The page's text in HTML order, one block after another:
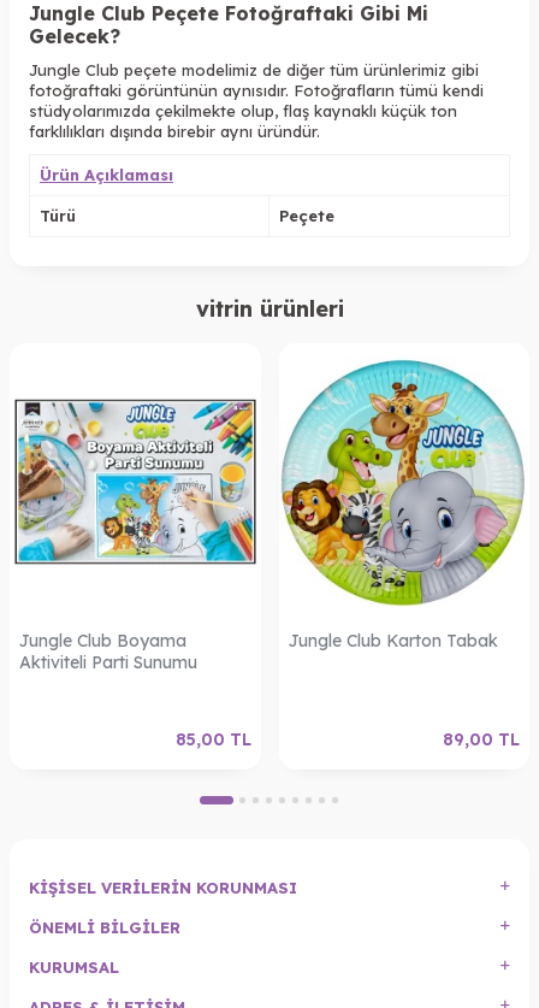
Jungle Club Peçete Fotoğraftaki Gibi Mi
Gelecek?
Jungle Club peçete modelimiz de diğer tüm ürünlerimiz gibi
fotoğraftaki görüntünün aynısıdır. Fotoğrafların tümü kendi
stüdyolarımızda çekilmekte olup, flaş kaynaklı küçük ton
farklılıkları dışında birebir aynı üründür.
Ürün Açıklaması
Türü Peçete
vitrin ürünleri
Jungle Club Boyama
Aktiviteli Parti Sunumu
85,00 TL
Jungle Club Karton Tabak
89,00 TL
KIŞISEL VERILERIN KORUNMASI
ÖNEMLI BILGILER
KURUMSAL